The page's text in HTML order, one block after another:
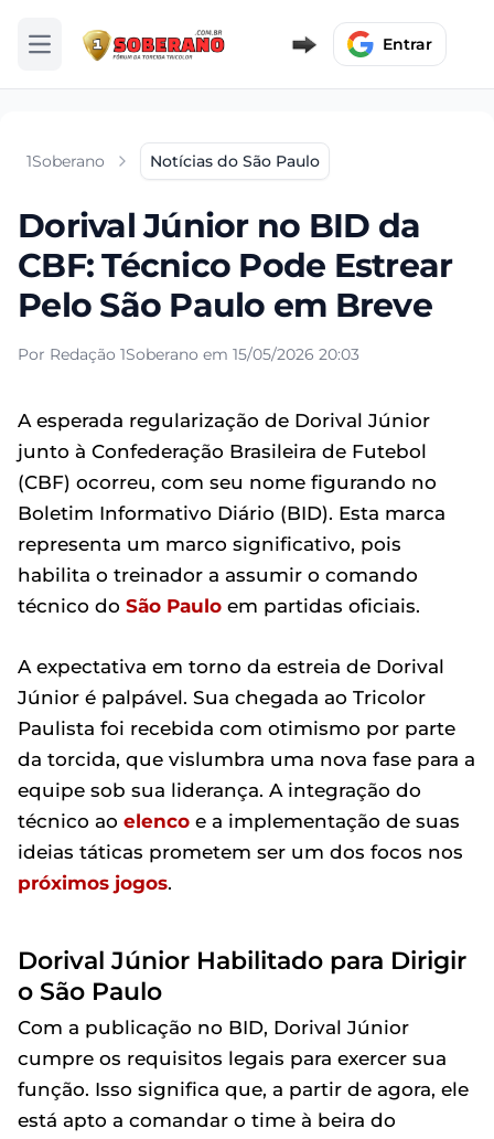
Abrir menu Entrar
1Soberano Notícias do São Paulo
Dorival Júnior no BID da
CBF: Técnico Pode Estrear
Pelo São Paulo em Breve
Por Redação 1Soberano em 15/05/2026 20:03
A esperada regularização de Dorival Júnior
junto à Confederação Brasileira de Futebol
(CBF) ocorreu, com seu nome figurando no
Boletim Informativo Diário (BID). Esta marca
representa um marco significativo, pois
habilita o treinador a assumir o comando
técnico do São Paulo em partidas oficiais.
A expectativa em torno da estreia de Dorival
Júnior é palpável. Sua chegada ao Tricolor
Paulista foi recebida com otimismo por parte
da torcida, que vislumbra uma nova fase para a
equipe sob sua liderança. A integração do
técnico ao elenco e a implementação de suas
ideias táticas prometem ser um dos focos nos
próximos jogos.
Dorival Júnior Habilitado para Dirigir
o São Paulo
Com a publicação no BID, Dorival Júnior
cumpre os requisitos legais para exercer sua
função. Isso significa que, a partir de agora, ele
está apto a comandar o time à beira do